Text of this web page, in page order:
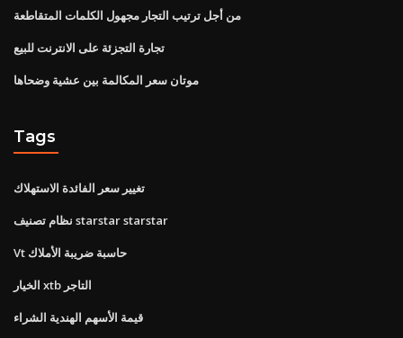
من أجل ترتيب التجار مجهول الكلمات المتقاطعة
تجارة التجزئة على الانترنت للبيع
موتان سعر المكالمة بين عشية وضحاها
Tags
تغيير سعر الفائدة الاستهلاك
نظام تصنيف starstar starstar
Vt حاسبة ضريبة الأملاك
الخيار xtb التاجر
قيمة الأسهم الهندية الشراء